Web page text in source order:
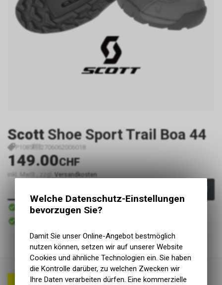
Scott Shoe Sport Trail Boa 44
P1085 2706062006018
149.00CHF
inkl. MwSt., zzgl. Versandkosten
Sofort verfügbar
Versand
Welche Datenschutz-Einstellungen
bevorzugen Sie?
Damit Sie unser Online-Angebot bestmöglich
nutzen können, setzen wir auf unserer Website
Cookies und ähnliche Technologien ein. Sie haben
die Kontrolle darüber, zu welchen Zwecken wir
Ihre Daten verarbeiten dürfen. Eine kommerzielle